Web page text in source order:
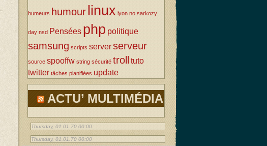
humeurs humourlinux lyon no sarkozy
day nsd Pensées php politique
samsung scripts serverserveur
source spooffw string sécurité trolltuto
twitter tâches planifiées update
ACTU’ MULTIMÉDIA
Thursday, 01.01.70 00:00
Thursday, 01.01.70 00:00